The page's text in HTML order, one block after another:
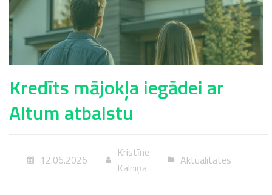
Kredīts mājokļa iegādei ar
Altum atbalstu
12.06.2026
Kristīne
Kalniņa
Aktualitātes